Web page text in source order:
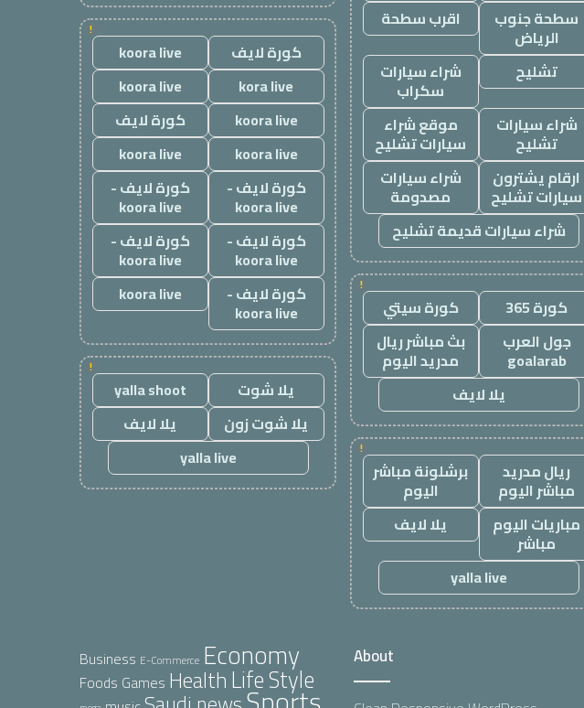
سطحة جنوب
الرياض
اقرب سطحة
تشليح
شراء سيارات
سكراب
شراء سيارات
تشليح
موقع شراء
سيارات تشليح
ارقام يشترون
سيارات تشليح
شراء سيارات
مصدومة
شراء سيارات قديمة تشليح
!
كورة 365
كورة سيتي
جول العرب
goalarab
بث مباشر ريال
مدريد اليوم
يلا لايف
!
ريال مدريد
مباشر اليوم
برشلونة مباشر
اليوم
مباريات اليوم
مباشر
يلا لايف
yalla live
!
كورة لايف
koora live
kora live
koora live
koora live
كورة لايف
koora live
koora live
كورة لايف -
koora live
كورة لايف -
koora live
كورة لايف -
koora live
كورة لايف -
koora live
كورة لايف -
koora live
koora live
!
يلا شوت
yalla shoot
يلا شوت زون
يلا لايف
yalla live
Business E-Commerce Economy
Foods Games HealthLife Style
About